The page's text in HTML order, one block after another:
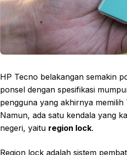
HP Tecno belakangan semakin
ponsel dengan spesifikasi
pengguna yang akhirnya
Namun, ada satu kendala yang
negeri, yaitu region lock.
Region lock adalah sistem